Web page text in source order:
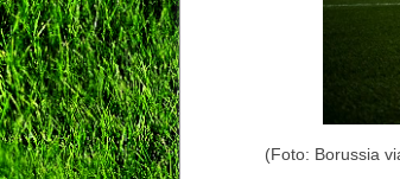
(Foto: Borussia